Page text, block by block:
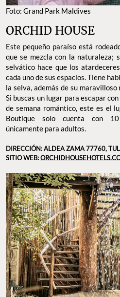
Foto: Grand Park Maldives
ORCHID HOUSE
Este pequeño paraíso está
que se mezcla con la naturaleza;
selvático hace que los
cada uno de sus espacios. Tiene
la selva, además de su maravilloso
Si buscas un lugar para escapar
de semana romántico, este es el
Boutique solo cuenta con 10
únicamente para adultos.
DIRECCIÓN: ALDEA ZAMA 77760,
SITIO WEB: